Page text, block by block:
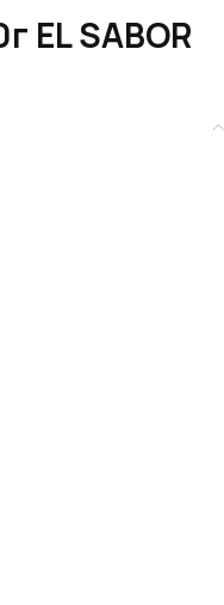
EL SABOR